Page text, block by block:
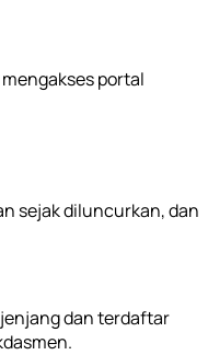
portal
sejak diluncurkan, dan
dan terdaftar